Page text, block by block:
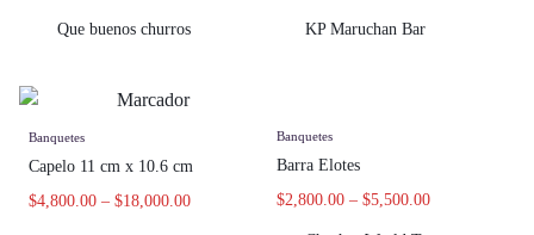
Que buenos churros KP Maruchan Bar
Banquetes
Capelo 11 cm x 10.6 cm
$4,800.00 – $18,000.00
Banquetes
Barra Elotes
$2,800.00 – $5,500.00